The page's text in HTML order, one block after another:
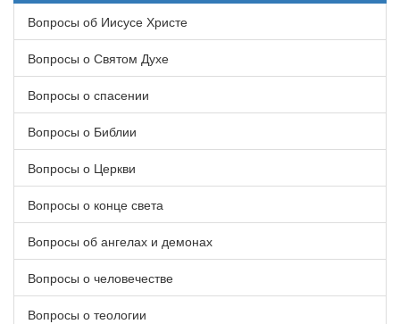
Вопросы об Иисусе Христе
Вопросы о Святом Духе
Вопросы о спасении
Вопросы о Библии
Вопросы о Церкви
Вопросы о конце света
Вопросы об ангелах и демонах
Вопросы о человечестве
Вопросы о теологии